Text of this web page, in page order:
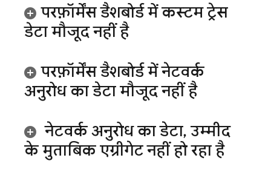
परफ़ॉर्मेंस डैशबोर्ड में कस्टम ट्रेस
डेटा मौजूद नहीं है
परफ़ॉर्मेंस डैशबोर्ड में नेटवर्क
अनुरोध का डेटा मौजूद नहीं है
नेटवर्क अनुरोध का डेटा, उम्मीद
के मुताबिक एग्रीगेट नहीं हो रहा है